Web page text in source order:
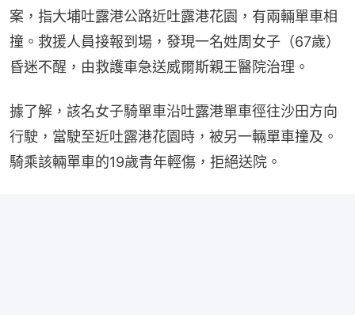
案，指大埔吐露港公路近吐露港花園，有兩輛單車相
撞。救援人員接報到場，發現一名姓周女子（67歲）
昏迷不醒，由救護車急送威爾斯親王醫院治理。
據了解，該名女子騎單車沿吐露港單車徑往沙田方向
行駛，當駛至近吐露港花園時，被另一輛單車撞及。
騎乘該輛單車的19歲青年輕傷，拒絕送院。